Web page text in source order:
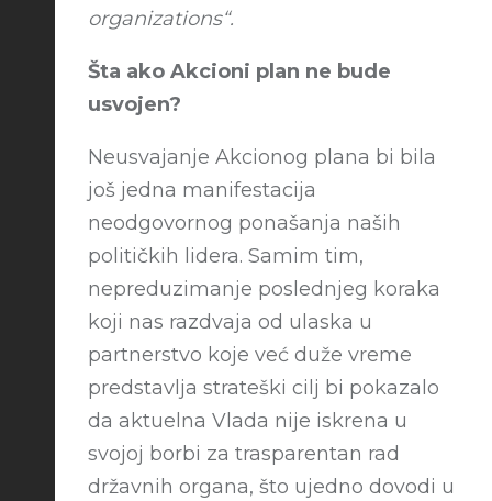
organizations“.
Šta ako Akcioni plan ne bude
usvojen?
Neusvajanje Akcionog plana bi bila
još jedna manifestacija
neodgovornog ponašanja naših
političkih lidera. Samim tim,
nepreduzimanje poslednjeg koraka
koji nas razdvaja od ulaska u
partnerstvo koje već duže vreme
predstavlja strateški cilj bi pokazalo
da aktuelna Vlada nije iskrena u
svojoj borbi za trasparentan rad
državnih organa, što ujedno dovodi u